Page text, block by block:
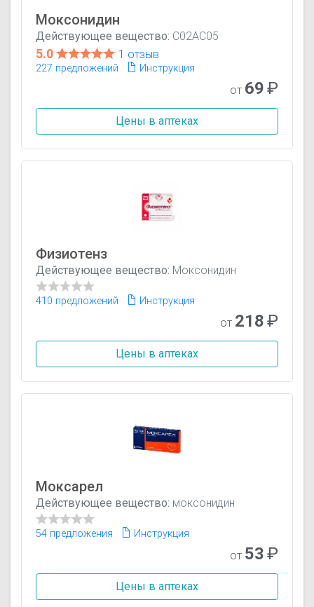
Моксонидин
Действующее вещество: C02AC05
5.0 1 отзыв
227 предложений Инструкция
от 69₽
Цены в аптеках
Физиотенз
Действующее вещество: Моксонидин
410 предложений Инструкция
от 218₽
Цены в аптеках
Моксарел
Действующее вещество: моксонидин
54 предложения Инструкция
от 53₽
Цены в аптеках